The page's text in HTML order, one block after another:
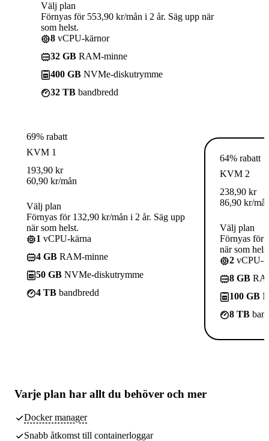
Välj plan
Förnyas för 553,90 kr/mån i 2 år. Säg upp när
som helst.
8 vCPU-kärnor
32 GB RAM-minne
400 GB NVMe-diskutrymme
32 TB bandbredd
69% rabatt
KVM 1
193,90 kr
60,90 kr/mån
Välj plan
Förnyas för 132,90 kr/mån i 2 år. Säg upp
när som helst.
1 vCPU-kärna
4 GB RAM-minne
50 GB NVMe-diskutrymme
4 TB bandbredd
64% rabatt
KVM 2
238,90 kr
86,90 kr/
Välj plan
Förnyas för
när som
2 vCPU-
8 GB
100 GB
8 TB
Varje plan har allt du behöver och mer
Docker manager
Snabb åtkomst till containerloggar